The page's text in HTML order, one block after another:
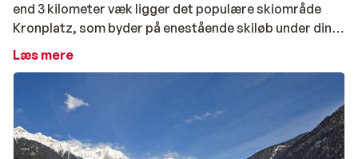
end 3 kilometer væk ligger det populære skiområde
Kronplatz, som byder på enestående skiløb under din
skiferie i Italien. Det skal dog ikke kun Kronplatz, der
alle er et besøg værd - heriblandt byens kirke, som er
dedikeret til S. Giovanni, og som dateres helt tilbage til
år 1070. Derudover kan du se Castel Rasun Vecchia,
Læs mere